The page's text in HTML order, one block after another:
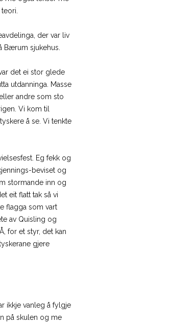
der var liv
Bærum sjukehus.
det ei stor glede
utdanninga. Masse
andre som sto
Vi kom til
å se. Vi tenkte
Eg fekk og
beviset og
stormande inn og
eit flatt tak så vi
flagga som vart
av Quisling og
for et styr, det kan
gjere
ikkje vanleg å fylgje
på skulen og me